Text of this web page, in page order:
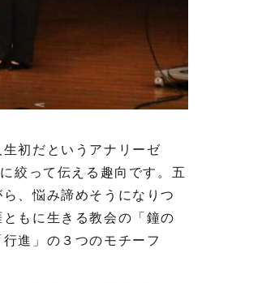
初だというアナリーゼ
絞って伝える趣向です。五
、悩み諦めそうになりつ
もに生きる教会の「鐘の
進」の３つのモチーフ